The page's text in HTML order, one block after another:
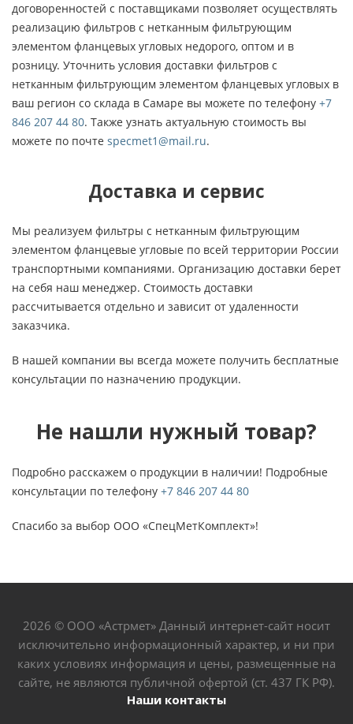
договоренностей с поставщиками позволяет осуществлять
реализацию фильтров с нетканным фильтрующим
элементом фланцевых угловых недорого, оптом и в
розницу. Уточнить условия доставки фильтров с
нетканным фильтрующим элементом фланцевых угловых в
ваш регион со склада в Самаре вы можете по телефону +7
846 207 44 80. Также узнать актуальную стоимость вы
можете по почте specmet1@mail.ru.
Доставка и сервис
Мы реализуем фильтры с нетканным фильтрующим
элементом фланцевые угловые по всей территории России
транспортными компаниями. Организацию доставки берет
на себя наш менеджер. Стоимость доставки
рассчитывается отдельно и зависит от удаленности
заказчика.
В нашей компании вы всегда можете получить бесплатные
консультации по назначению продукции.
Не нашли нужный товар?
Подробно расскажем о продукции в наличии! Подробные
консультации по телефону +7 846 207 44 80
Спасибо за выбор ООО «СпецМетКомплект»!
2026 © ООО «Астрмет» Данный интернет-сайт носит
исключительно информационный характер, и ни при
каких условиях информация и цены, размещенные на
сайте, не являются публичной офертой (ст. 437 ГК РФ).
Наши контакты